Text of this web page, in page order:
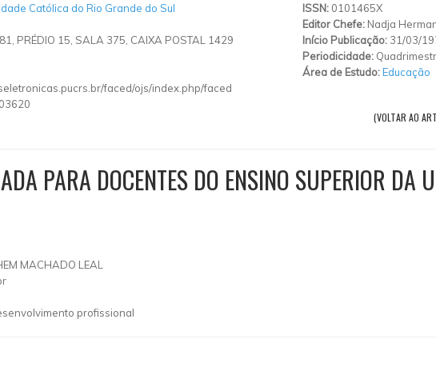
Católica do Rio Grande do Sul
PRÉDIO 15, SALA 375, CAIXA POSTAL 1429
faced/ojs/index.php/faced
ISSN: 0101465X
Editor Chefe: Nadja
Início Publicação: 31/03/
Periodicidade:
Área de Estudo:Educação
(VOLTAR AO
PARA DOCENTES DO ENSINO SUPERIOR DA
MACHADO LEAL
profissional